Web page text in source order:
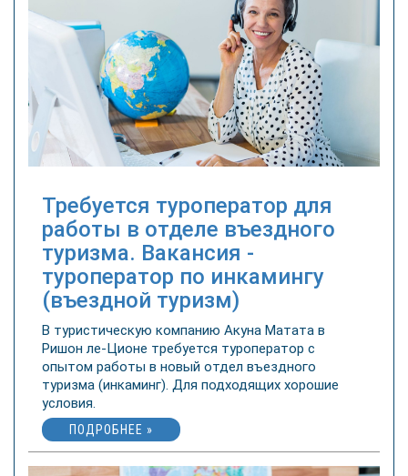
Требуется туроператор для
работы в отделе въездного
туризма. Вакансия -
туроператор по инкамингу
(въездной туризм)
В туристическую компанию Акуна Матата в
Ришон ле-Ционе требуется туроператор с
опытом работы в новый отдел въездного
туризма (инкаминг). Для подходящих хорошие
условия.
ПОДРОБНЕЕ »